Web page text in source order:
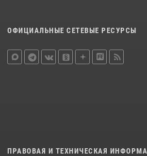
ОФИЦИАЛЬНЫЕ СЕТЕВЫЕ РЕСУРСЫ
ПРАВОВАЯ И ТЕХНИЧЕСКАЯ